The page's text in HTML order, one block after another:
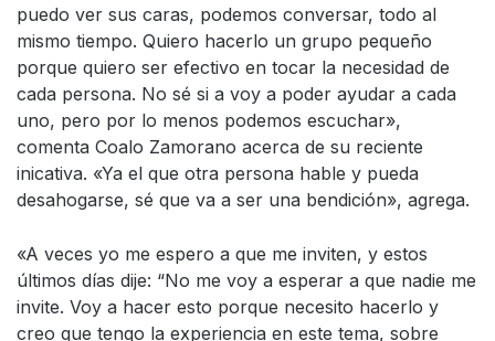
puedo ver sus caras, podemos conversar, todo al
mismo tiempo. Quiero hacerlo un grupo pequeño
porque quiero ser efectivo en tocar la necesidad de
cada persona. No sé si a voy a poder ayudar a cada
uno, pero por lo menos podemos escuchar»,
comenta Coalo Zamorano acerca de su reciente
inicativa. «Ya el que otra persona hable y pueda
desahogarse, sé que va a ser una bendición», agrega.
«A veces yo me espero a que me inviten, y estos
últimos días dije: “No me voy a esperar a que nadie me
invite. Voy a hacer esto porque necesito hacerlo y
creo que tengo la experiencia en este tema, sobre